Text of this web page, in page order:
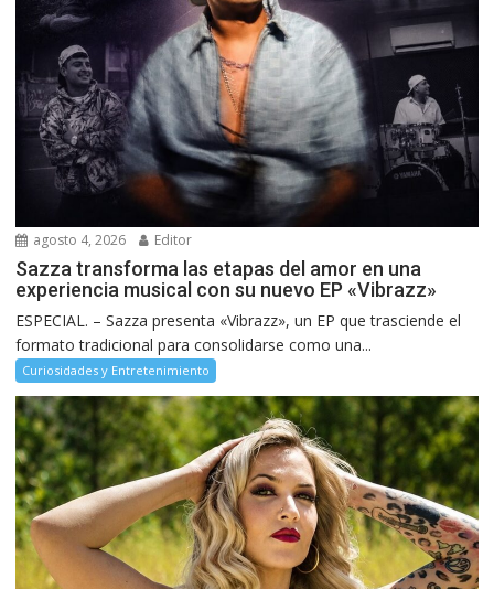
agosto 4, 2026 Editor
Sazza transforma las etapas del amor en una
experiencia musical con su nuevo EP «Vibrazz»
ESPECIAL. – Sazza presenta «Vibrazz», un EP que trasciende el
formato tradicional para consolidarse como una...
Curiosidades y Entretenimiento